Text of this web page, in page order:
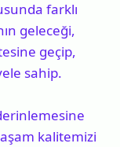
farklı
geleceği,
geçip,
sahip.
kalitemizi